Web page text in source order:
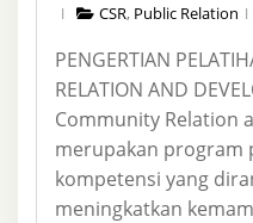
CSR, Public Relation
PENGERTIAN
RELATION AND
Community Relation
merupakan program
kompetensi yang
meningkatkan